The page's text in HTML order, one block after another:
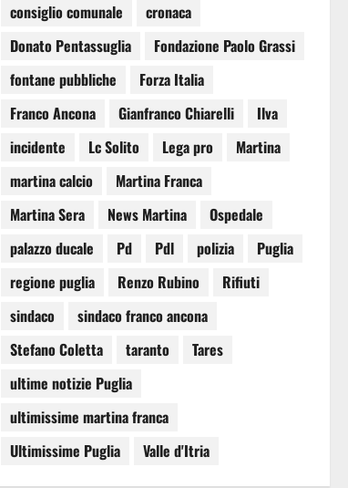
consiglio comunale
cronaca
Donato Pentassuglia
Fondazione Paolo Grassi
fontane pubbliche
Forza Italia
Franco Ancona
Gianfranco Chiarelli
Ilva
incidente
Lc Solito Lega pro
Martina
martina calcio
Martina Franca
Martina Sera
News Martina
Ospedale
palazzo ducale
Pd Pdl polizia
Puglia
regione puglia
Renzo Rubino
Rifiuti
sindaco
sindaco franco ancona
Stefano Coletta
taranto
Tares
ultime notizie Puglia
ultimissime martina franca
Ultimissime Puglia
Valle d'Itria